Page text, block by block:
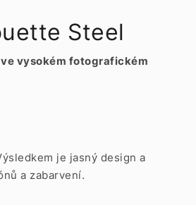
Steel
vysokém fotografickém
je jasný design a
a zabarvení.